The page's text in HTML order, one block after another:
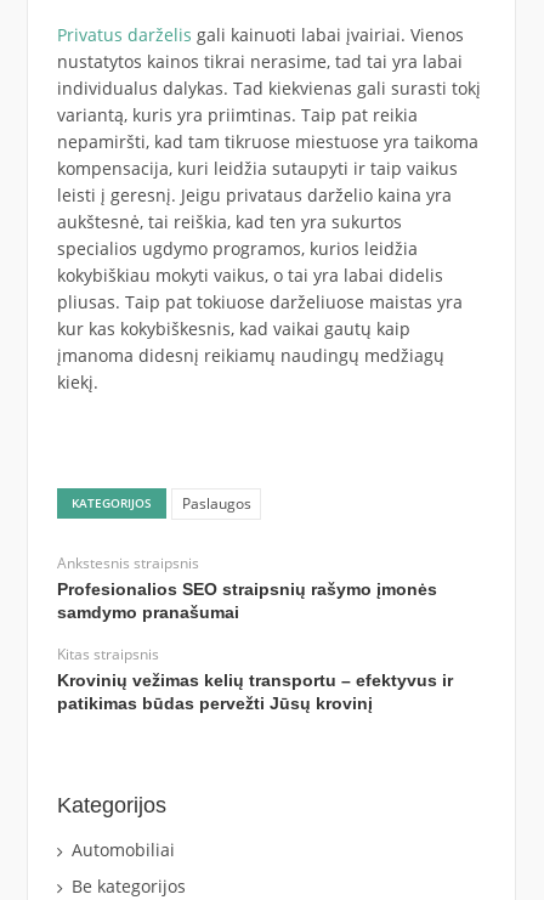
Privatus darželis gali kainuoti labai įvairiai. Vienos
nustatytos kainos tikrai nerasime, tad tai yra labai
individualus dalykas. Tad kiekvienas gali surasti tokį
variantą, kuris yra priimtinas. Taip pat reikia
nepamiršti, kad tam tikruose miestuose yra taikoma
kompensacija, kuri leidžia sutaupyti ir taip vaikus
leisti į geresnį. Jeigu privataus darželio kaina yra
aukštesnė, tai reiškia, kad ten yra sukurtos
specialios ugdymo programos, kurios leidžia
kokybiškiau mokyti vaikus, o tai yra labai didelis
pliusas. Taip pat tokiuose darželiuose maistas yra
kur kas kokybiškesnis, kad vaikai gautų kaip
įmanoma didesnį reikiamų naudingų medžiagų
kiekį.
KATEGORIJOS Paslaugos
Ankstesnis straipsnis
Profesionalios SEO straipsnių rašymo įmonės
samdymo pranašumai
Kitas straipsnis
Krovinių vežimas kelių transportu – efektyvus ir
patikimas būdas pervežti Jūsų krovinį
Kategorijos
Automobiliai
Be kategorijos